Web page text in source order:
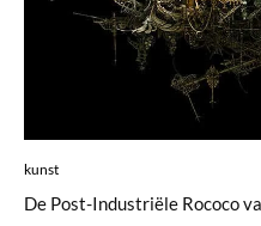
kunst
De Post-Industriële Rococo